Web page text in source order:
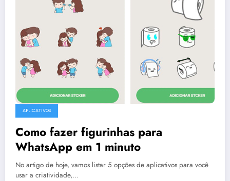
APLICATIVOS
Como fazer figurinhas para
WhatsApp em 1 minuto
No artigo de hoje, vamos listar 5 opções de aplicativos para você
usar a criatividade,…